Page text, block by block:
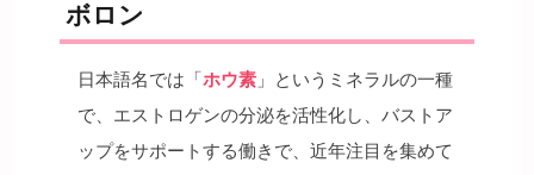
ボロン
日本語名では「ホウ素 」というミネラルの一種
で、エストロゲンの分泌を活性化し、バストア
ップをサポートする働きで、近年注目を集めて